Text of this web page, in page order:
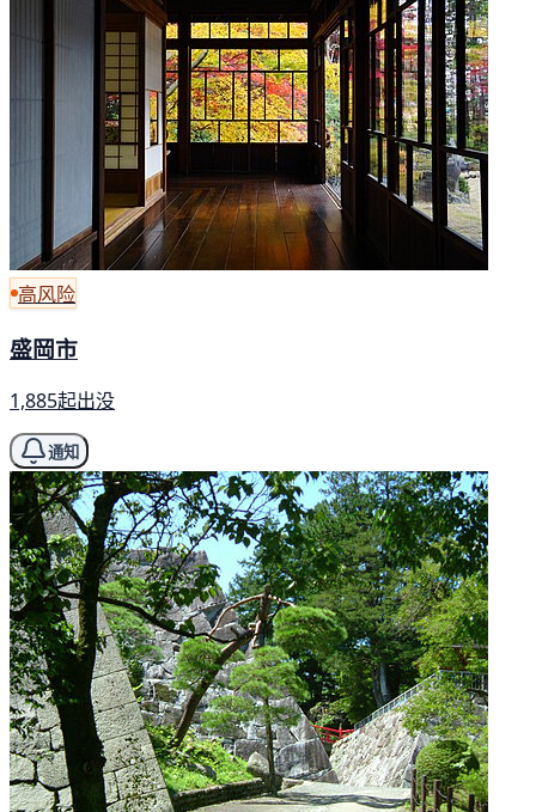
高风险
盛岡市
1,885起出没
通知